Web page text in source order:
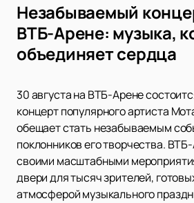
Незабываемый
ВТБ-Арене: музыка,
объединяет сердца
30 августа на ВТБ-Арене
концерт популярного артиста
обещает стать незабываемым
поклонников его творчества.
своими масштабными
двери для тысяч зрителей,
атмосферой музыкального